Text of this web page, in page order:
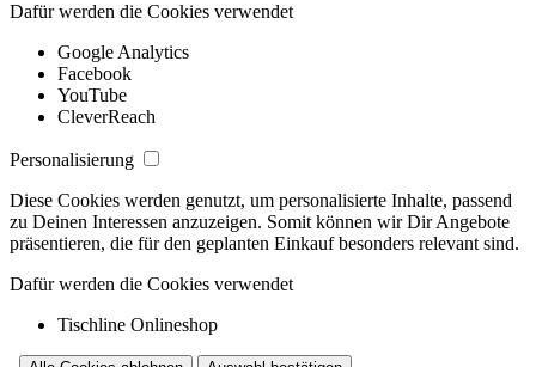
Dafür werden die Cookies verwendet
Google Analytics
Facebook
YouTube
CleverReach
Personalisierung
Diese Cookies werden genutzt, um personalisierte Inhalte, passend
zu Deinen Interessen anzuzeigen. Somit können wir Dir Angebote
präsentieren, die für den geplanten Einkauf besonders relevant sind.
Dafür werden die Cookies verwendet
Tischline Onlineshop